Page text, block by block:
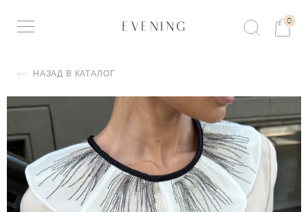
0
НАЗАД В КАТАЛОГ